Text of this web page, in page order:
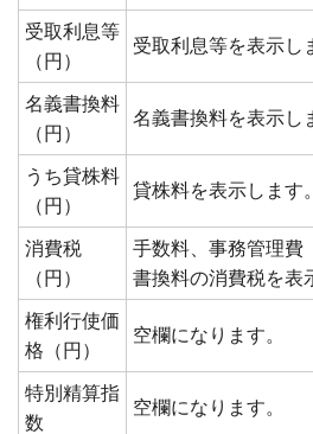
受取利息等
（円）
受取利息等を表示し
名義書換料
（円）
名義書換料を表示し
うち貸株料
（円）
貸株料を表示します
消費税
（円）
手数料、事務管理費
書換料の消費税を
権利行使価
格（円）
空欄になります。
特別精算指
数
空欄になります。